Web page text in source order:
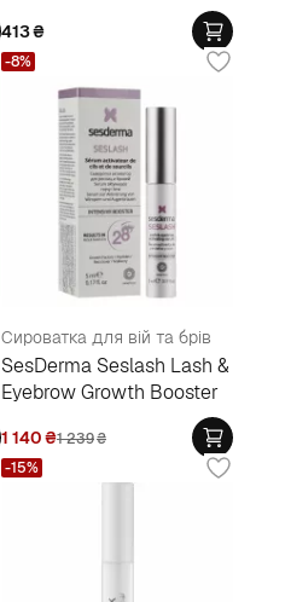
413₴
Сироватка для вій та брів
SesDerma Seslash Lash &
Eyebrow Growth Booster
1 140₴1 239₴
-8%
-15%